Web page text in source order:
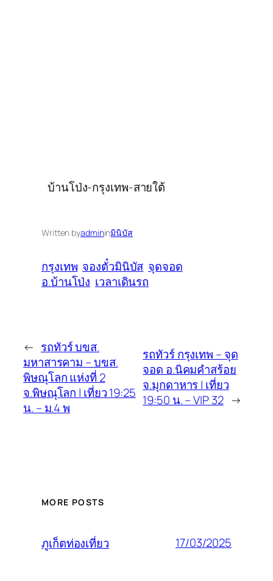
บ้านโป่ง-กรุงเทพ-สายใต้
Written byadmininมินิบัส
กรุงเทพ จองตั๋วมินิบัส จุดจอด
อ.บ้านโป่ง เวลาเดินรถ
← รถทัวร์ บขส.
มหาสารคาม – บขส.
พิษณุโลก แห่งที่ 2
จ.พิษณุโลก | เที่ยว 19:25
น. – ม.4 พ
รถทัวร์ กรุงเทพ – จุด
จอด อ.นิคมคำสร้อย
จ.มุกดาหาร | เที่ยว
19:50 น. – VIP 32 →
MORE POSTS
ภูเก็ตท่องเที่ยว 17/03/2025